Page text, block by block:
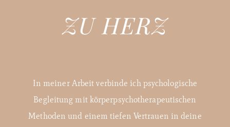
ZU HERZ
In meiner Arbeit verbinde ich psychologische
Begleitung mit körperpsychotherapeutischen
Methoden und einem tiefen Vertrauen in deine